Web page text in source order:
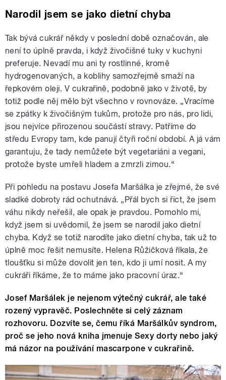
Narodil jsem se jako dietní chyba
Tak bývá cukrář někdy v poslední době označován, ale
není to úplně pravda, i když živočišné tuky v kuchyni
preferuje. Nevadí mu ani ty rostlinné, kromě
hydrogenovaných, a koblihy samozřejmě smaží na
řepkovém oleji. V cukrařině, podobně jako v životě, by
totiž podle něj mělo být všechno v rovnováze. „Vracíme
se zpátky k živočišným tukům, protože pro nás, pro lidi,
jsou nejvíce přirozenou součástí stravy. Patříme do
středu Evropy tam, kde panují čtyři roční období. A já vám
garantuju, že tady nemůžete být vegetariáni a vegani,
protože byste umřeli hladem a zmrzli zimou.“
Při pohledu na postavu Josefa Maršálka je zřejmé, že své
sladké dobroty rád ochutnává. „Přál bych si říct, že jsem
váhu nikdy neřešil, ale opak je pravdou. Pomohlo mi,
když jsem si uvědomil, že jsem se narodil jako dietní
chyba. Když se totiž narodíte jako dietní chyba, tak už to
úplně moc řešit nemusíte. Helena Růžičková říkala, že
tloušťku si může dovolit jen ten, kdo ji umí nosit. A my
cukráři říkáme, že to máme jako pracovní úraz.“
Josef Maršálek je nejenom výtečný cukrář, ale také
rozený vypravěč. Poslechněte si celý záznam
rozhovoru. Dozvíte se, čemu říká Maršálkův syndrom,
proč se jeho nová kniha jmenuje Sexy dorty nebo jaký
má názor na používání mascarpone v cukrařině.